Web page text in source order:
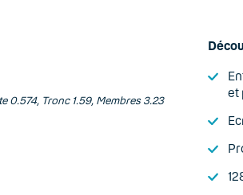
0.574, Tronc 1.59, Membres 3.23
et